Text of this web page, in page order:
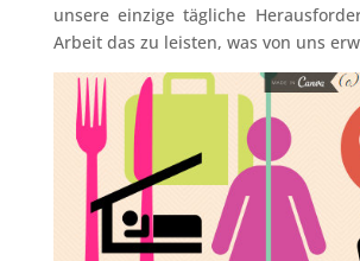
unsere einzige tägliche
Arbeit das zu leisten, was von uns